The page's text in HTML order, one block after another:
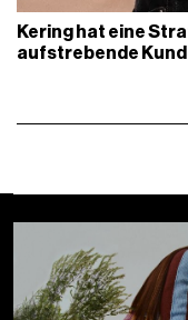
Kering hat eine
aufstrebende